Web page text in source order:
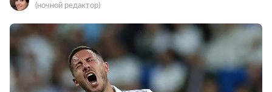
(ночной редактор)